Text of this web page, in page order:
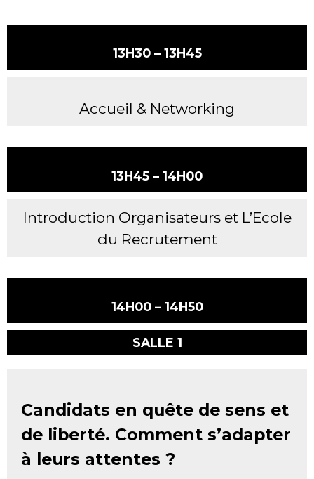
13H30 – 13H45
Accueil & Networking
13H45 – 14H00
Introduction Organisateurs et L’Ecole
du Recrutement
14H00 – 14H50
SALLE 1
Candidats en quête de sens et
de liberté. Comment s’adapter
à leurs attentes ?